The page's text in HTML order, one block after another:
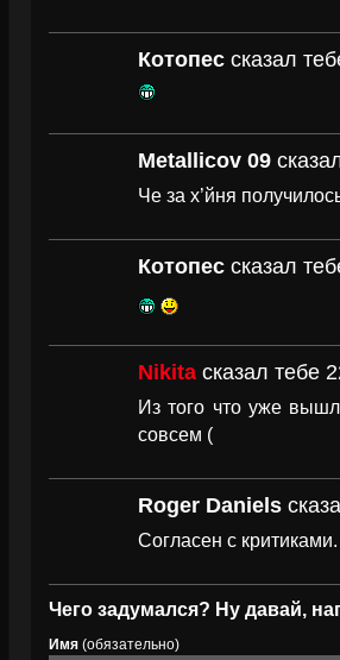
Котопес сказал
Metallicov 09
Че за х’йня
Котопес сказал
Nikita сказал тебе
Из того что уже
совсем (
Roger Daniels
Согласен с
Чего задумался? Ну давай,
Имя (обязательно)